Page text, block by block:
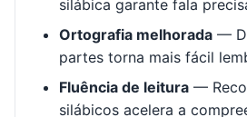
silábica garante fala
Ortografia melhorada —
partes torna mais fácil
Fluência de leitura —
silábicos acelera a